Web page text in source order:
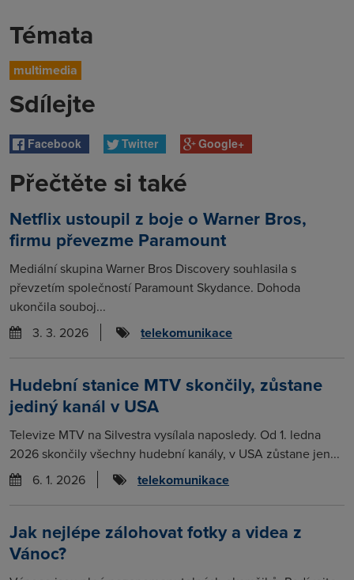
Témata
multimedia
Sdílejte
Facebook Twitter Google+
Přečtěte si také
Netflix ustoupil z boje o Warner Bros,
firmu převezme Paramount
Mediální skupina Warner Bros Discovery souhlasila s
převzetím společností Paramount Skydance. Dohoda
ukončila souboj...
3. 3. 2026
telekomunikace
Hudební stanice MTV skončily, zůstane
jediný kanál v USA
Televize MTV na Silvestra vysílala naposledy. Od 1. ledna
2026 skončily všechny hudební kanály, v USA zůstane jen...
6. 1. 2026
telekomunikace
Jak nejlépe zálohovat fotky a videa z
Vánoc?